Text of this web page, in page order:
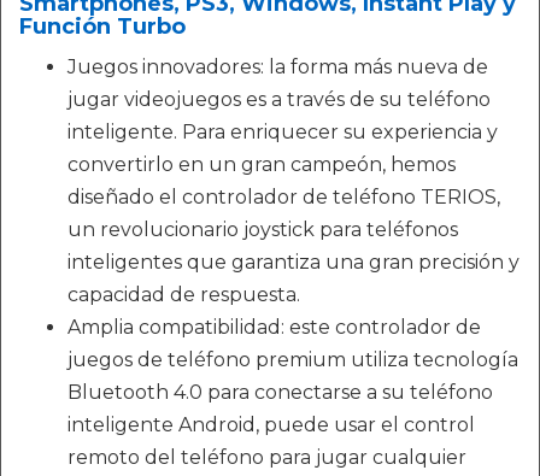
Función Turbo
Juegos innovadores: la forma más nueva de
jugar videojuegos es a través de su teléfono
inteligente. Para enriquecer su experiencia y
convertirlo en un gran campeón, hemos
diseñado el controlador de teléfono TERIOS,
un revolucionario joystick para teléfonos
inteligentes que garantiza una gran precisión y
capacidad de respuesta.
Amplia compatibilidad: este controlador de
juegos de teléfono premium utiliza tecnología
Bluetooth 4.0 para conectarse a su teléfono
inteligente Android, puede usar el control
remoto del teléfono para jugar cualquier